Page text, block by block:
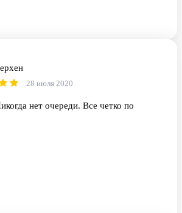
28 июля 2020
нет очереди. Все четко по